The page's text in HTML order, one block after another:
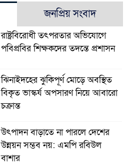
জনপ্রিয় সংবাদ
রাষ্ট্রবিরোধী তৎপরতার অভিযোগে
পবিপ্রবির শিক্ষকদের তদন্তে প্রশাসন
ঝিনাইদহের ঝুকিপূর্ণ মোড়ে অবস্থিত
বিকৃত ভাস্কর্য অপসারণ নিয়ে আবারো
চক্রান্ত
উৎপাদন বাড়াতে না পারলে দেশের
উন্নয়ন সম্ভব নয়: এমপি রবিউল
বাশার